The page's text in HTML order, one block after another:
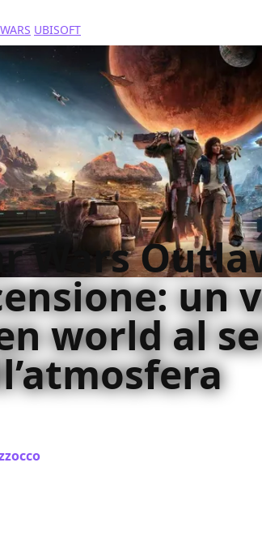
UBISOFT
Wars
un
world al